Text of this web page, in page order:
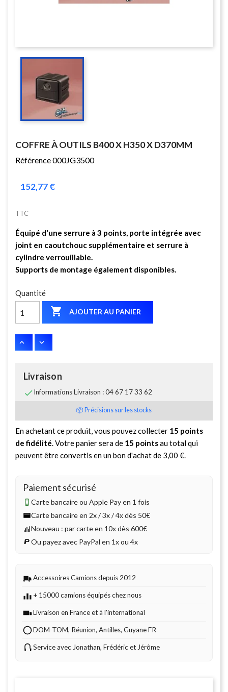
COFFRE À OUTILS B400 X H350 X D370MM
Référence 000JG3500
152,77 €
TTC
Équipé d'une serrure à 3 points, porte intégrée avec
joint en caoutchouc supplémentaire et serrure à
cylindre verrouillable.
Supports de montage également disponibles.
Quantité
 AJOUTER AU PANIER
Livraison
Informations Livraison : 04 67 17 33 62
📦 Précisions sur les stocks
En achetant ce produit, vous pouvez collecter 15 points
de fidélité. Votre panier sera de 15 pointsau total qui
peuvent être convertis en un bon d'achat de 3,00 €.
Paiement sécurisé
Carte bancaire ou Apple Pay en 1 fois
Carte bancaire en 2x / 3x / 4x dès 50€
Nouveau : par carte en 10x dès 600€
Ou payez avec PayPal en 1x ou 4x
Accessoires Camions depuis 2012
+ 15000 camions équipés chez nous
Livraison en France et à l'international
DOM-TOM, Réunion, Antilles, Guyane FR
Service avec Jonathan, Frédéric et Jérôme